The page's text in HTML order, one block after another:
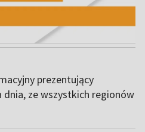
prezentujący
dnia, ze wszystkich regionów